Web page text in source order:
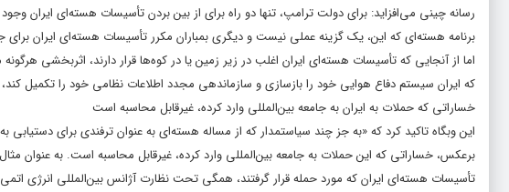
رسانه چینی می‌افزاید: برای دولت ترامپ، تنها دو راه برای از بین بردن تأسیسات هسته‌ای ایران
برنامه هسته‌ای که این، یک گزینه عملی نیست و دیگری بمباران مکرر تأسیسات هسته‌ای ایران برای
اما از آنجایی که تأسیسات هسته‌ای ایران اغلب در زیر زمین یا در کوه‌ها قرار دارند، اثربخشی
که ایران سیستم دفاع هوایی خود را بازسازی و سازماندهی مجدد اطلاعات نظامی خود را تکمیل
خساراتی که حملات به ایران به جامعه بین‌المللی وارد کرده، غیرقابل محاسبه است
این وبگاه تاکید کرد که «به جز چند سیاستمدار که از مساله هسته‌ای به عنوان ترفندی برای دستیابی
برعکس، خساراتی که این حملات به جامعه بین‌المللی وارد کرده، غیرقابل محاسبه است. به عنوان
تأسیسات هسته‌ای ایران که مورد حمله قرار گرفتند، همگی تحت نظارت آژانس بین‌المللی انرژی